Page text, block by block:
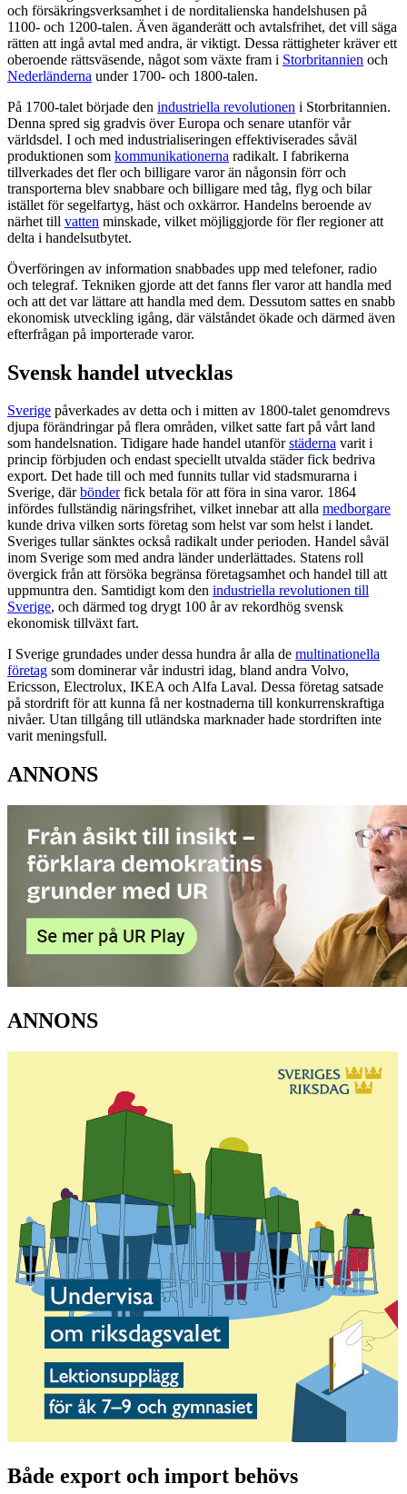
och försäkringsverksamhet i de norditalienska handelshusen på
1100- och 1200-talen. Även äganderätt och avtalsfrihet, det vill säga
rätten att ingå avtal med andra, är viktigt. Dessa rättigheter kräver ett
oberoende rättsväsende, något som växte fram i Storbritannien och
Nederländerna under 1700- och 1800-talen.
På 1700-talet började den industriella revolutionen i Storbritannien.
Denna spred sig gradvis över Europa och senare utanför vår
världsdel. I och med industrialiseringen effektiviserades såväl
produktionen som kommunikationerna radikalt. I fabrikerna
tillverkades det fler och billigare varor än någonsin förr och
transporterna blev snabbare och billigare med tåg, flyg och bilar
istället för segelfartyg, häst och oxkärror. Handelns beroende av
närhet till vatten minskade, vilket möjliggjorde för fler regioner att
delta i handelsutbytet.
Överföringen av information snabbades upp med telefoner, radio
och telegraf. Tekniken gjorde att det fanns fler varor att handla med
och att det var lättare att handla med dem. Dessutom sattes en snabb
ekonomisk utveckling igång, där välståndet ökade och därmed även
efterfrågan på importerade varor.
Svensk handel utvecklas
Sverige påverkades av detta och i mitten av 1800-talet genomdrevs
djupa förändringar på flera områden, vilket satte fart på vårt land
som handelsnation. Tidigare hade handel utanförstäderna varit i
princip förbjuden och endast speciellt utvalda städer fick bedriva
export. Det hade till och med funnits tullar vid stadsmurarna i
Sverige, därbönderfick betala för att föra in sina varor. 1864
infördes fullständig näringsfrihet, vilket innebar att alla medborgare
kunde driva vilken sorts företag som helst var som helst i landet.
Sveriges tullar sänktes också radikalt under perioden. Handel såväl
inom Sverige som med andra länder underlättades. Statens roll
övergick från att försöka begränsa företagsamhet och handel till att
uppmuntra den. Samtidigt kom den industriella revolutionen till
Sverige, och därmed tog drygt 100 år av rekordhög svensk
ekonomisk tillväxt fart.
I Sverige grundades under dessa hundra år alla de multinationella
företag som dominerar vår industri idag, bland andra Volvo,
Ericsson, Electrolux, IKEA och Alfa Laval. Dessa företag satsade
på stordrift för att kunna få ner kostnaderna till konkurrenskraftiga
nivåer. Utan tillgång till utländska marknader hade stordriften inte
varit meningsfull.
ANNONS
ANNONS
Både export och import behövs